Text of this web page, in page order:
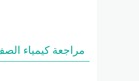
مراجعة كيمياء الصف العاشر